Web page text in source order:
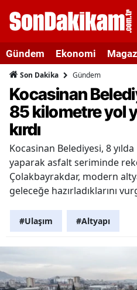
Gündem Ekonomi
Son Dakika Gündem
Kocasinan
85 kilometre yol
kırdı
Kocasinan Belediyesi, 8
yaparak asfalt seriminde
Çolakbayrakdar, modern
geleceğe hazırladıklarını
#Ulaşım #Altyapı